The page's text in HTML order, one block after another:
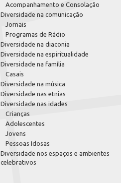
Acompanhamento e Consolação
Diversidade na comunicação
Jornais
Programas de Rádio
Diversidade na diaconia
Diversidade na espiritualidade
Diversidade na família
Casais
Diversidade na música
Diversidade nas etnias
Diversidade nas idades
Crianças
Adolescentes
Jovens
Pessoas Idosas
Diversidade nos espaços e ambientes
celebrativos